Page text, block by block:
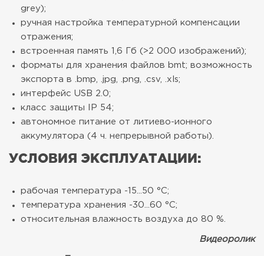
grey);
ручная настройка температурной компенсации
отражения;
встроенная память 1,6 Гб (>2 000 изображений);
форматы для хранения файлов bmt; возможность
экспорта в .bmp, .jpg, .png, .csv, .xls;
интерфейс USB 2.0;
класс защиты IP 54;
автономное питание от литиево-ионного
аккумулятора (4 ч. непрерывной работы).
УСЛОВИЯ ЭКСПЛУАТАЦИИ:
рабочая температура -15...50 °C;
температура хранения -30...60 °C;
относительная влажность воздуха до 80 %.
Видеоролик